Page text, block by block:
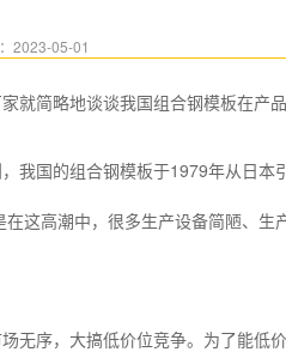
2023-05-01
简略地谈谈我国组合钢模板在产品
国的组合钢模板于1979年从日本
这高潮中，很多生产设备简陋、
序，大搞低价位竞争。为了能低价